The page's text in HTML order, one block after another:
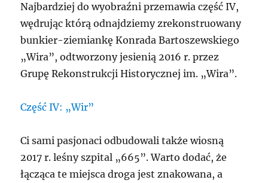
Najbardziej do wyobraźni przemawia część IV,
wędrując którą odnajdziemy zrekonstruowany
bunkier-ziemiankę Konrada Bartoszewskiego
„Wira”, odtworzony jesienią 2016 r. przez
Grupę Rekonstrukcji Historycznej im. „Wira”.
Część IV: „Wir”
Ci sami pasjonaci odbudowali także wiosną
2017 r. leśny szpital „665”. Warto dodać, że
łącząca te miejsca droga jest znakowana, a